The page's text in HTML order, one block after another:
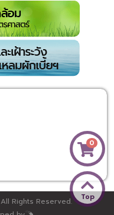
0
Top
Rights Reserved.